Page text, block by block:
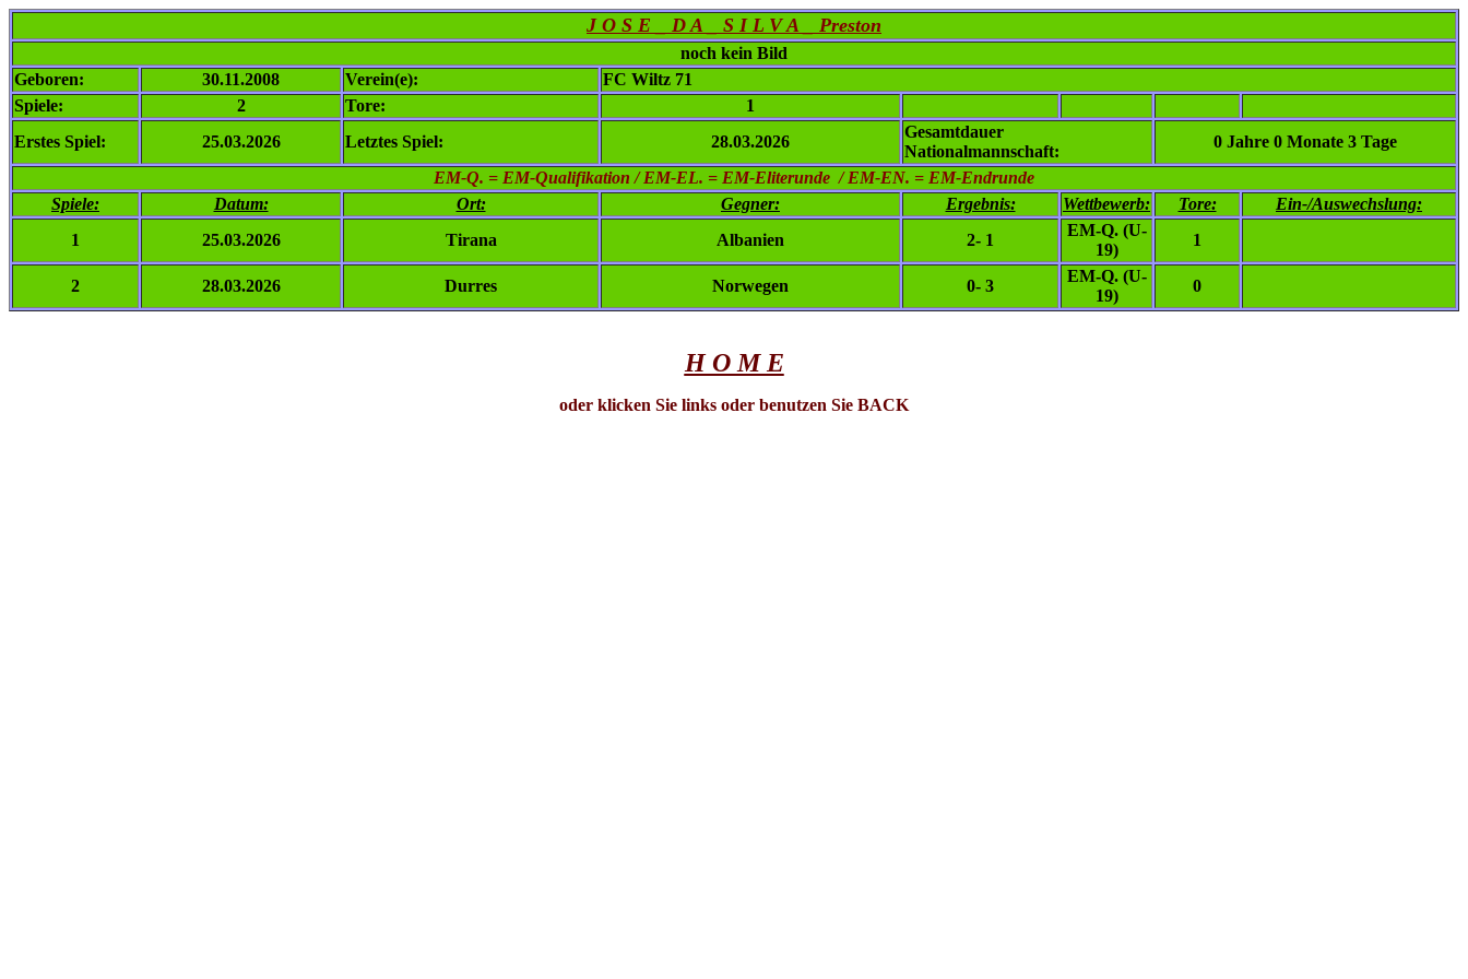
J O S E _ D A _ S I L V A _ Preston
noch kein Bild
Geboren:
30.11.2008 Verein(e):
FC Wiltz 71
Spiele:
2 Tore:
1
Erstes Spiel:
25.03.2026 Letztes Spiel: 28.03.2026
Gesamtdauer
Nationalmannschaft:
0 Jahre 0 Monate 3 Tage
EM-Q. = EM-Qualifikation / EM-EL. = EM-Eliterunde / EM-EN. = EM-Endrunde
Spiele:
Datum: Ort: Gegner: Ergebnis: Wettbewerb: Tore:
Ein-/Auswechslung:
1
25.03.2026 Tirana Albanien 2- 1
EM-Q. (U-
19)
1
2 28.03.2026 Durres Norwegen 0- 3
EM-Q. (U-
19)
0
H O M E
oder klicken Sie links oder benutzen Sie BACK